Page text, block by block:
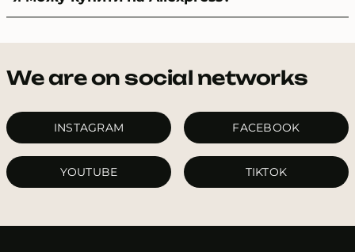
We are on social networks
INSTAGRAM FACEBOOK
YOUTUBE TIKTOK